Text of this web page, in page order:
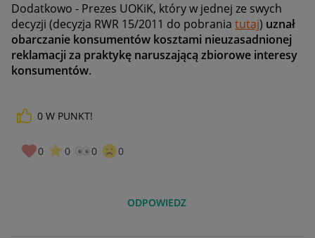
Dodatkowo - Prezes UOKiK, który w jednej ze swych
decyzji (decyzja RWR 15/2011 do pobrania tutaj) uznał
obarczanie konsumentów kosztami nieuzasadnionej
reklamacji za praktykę naruszającą zbiorowe interesy
konsumentów.
0 W PUNKT!
0 0 0 0
ODPOWIEDZ